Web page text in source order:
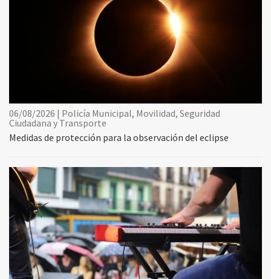
06/08/2026 | Policía Municipal, Movilidad, Seguridad
Ciudadana y Transporte
Medidas de protección para la observación del eclipse